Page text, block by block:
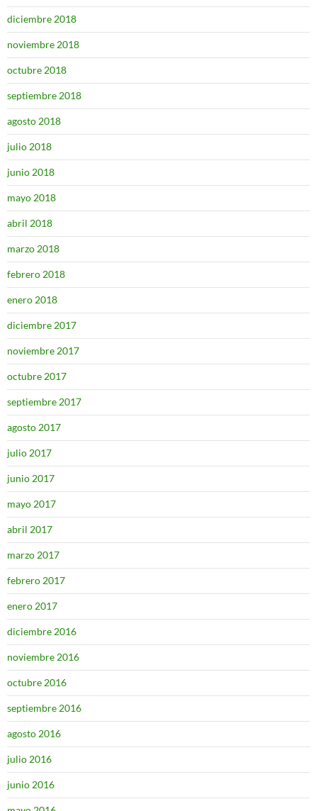
diciembre 2018
noviembre 2018
octubre 2018
septiembre 2018
agosto 2018
julio 2018
junio 2018
mayo 2018
abril 2018
marzo 2018
febrero 2018
enero 2018
diciembre 2017
noviembre 2017
octubre 2017
septiembre 2017
agosto 2017
julio 2017
junio 2017
mayo 2017
abril 2017
marzo 2017
febrero 2017
enero 2017
diciembre 2016
noviembre 2016
octubre 2016
septiembre 2016
agosto 2016
julio 2016
junio 2016